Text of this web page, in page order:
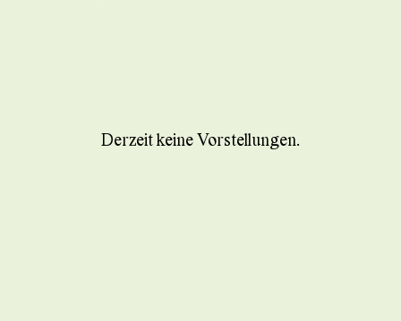
Derzeit keine Vorstellungen.